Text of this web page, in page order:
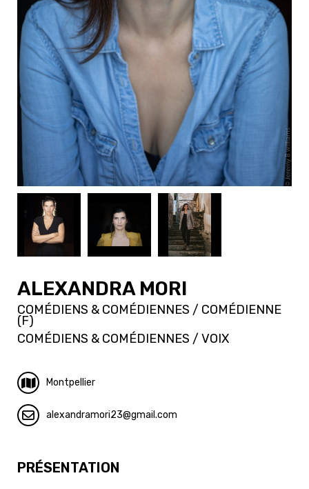
ALEXANDRA MORI
COMÉDIENS & COMÉDIENNES / COMÉDIENNE
(F)
COMÉDIENS & COMÉDIENNES / VOIX
Montpellier
alexandramori23 gmail.com
PRÉSENTATION